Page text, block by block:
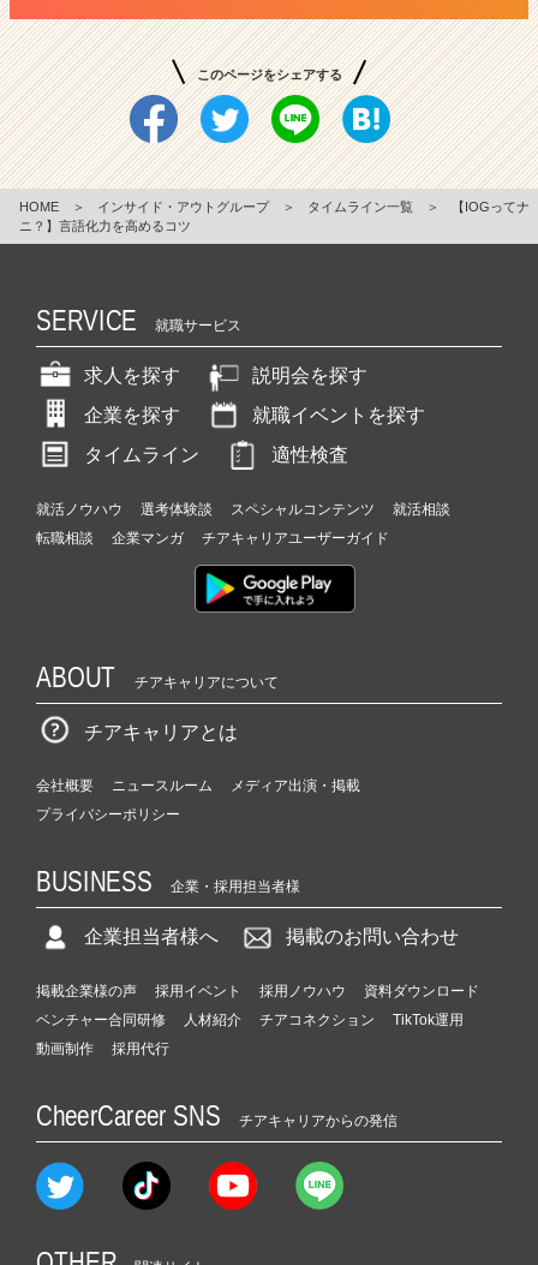
このページをシェアする
HOME ＞ インサイド・アウトグループ ＞ タイムライン一覧 ＞
【IOGってナ
ニ？】言語化力を高めるコツ
SERVICE 就職サービス
求人を探す
説明会を探す
企業を探す
就職イベントを探す
タイムライン
適性検査
就活ノウハウ 選考体験談 スペシャルコンテンツ
就活相談
転職相談
企業マンガ チアキャリアユーザーガイド
ABOUT チアキャリアについて
チアキャリアとは
会社概要 ニュースルーム
メディア出演・掲載
プライバシーポリシー
BUSINESS 企業・採用担当者様
企業担当者様へ 掲載のお問い合わせ
掲載企業様の声 採用イベント 採用ノウハウ
資料ダウンロード
ベンチャー合同研修
人材紹介 チアコネクション
TikTok運用
動画制作
採用代行
CheerCareer SNS チアキャリアからの発信